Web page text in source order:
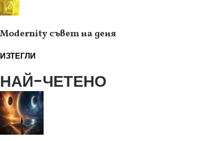
Modernity съвет на деня
ИЗТЕГЛИ
НАЙ-ЧЕТЕНО